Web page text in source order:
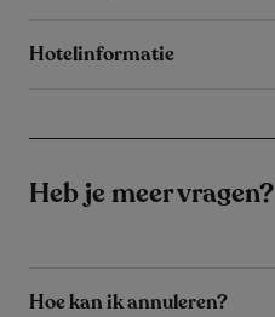
Hotelinformatie
Heb je meer vragen?
Hoe kan ik annuleren?